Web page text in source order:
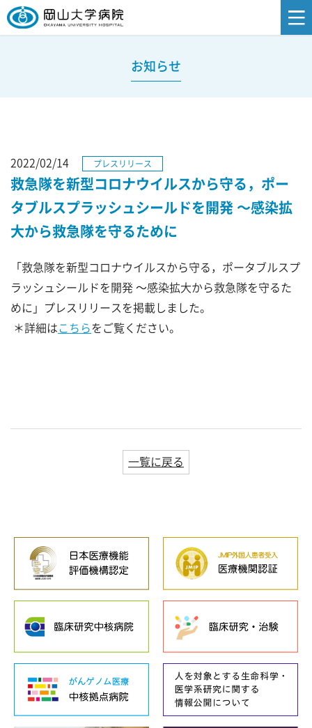
お知らせ
2022/02/14 プレスリリース
救急隊を新型コロナウイルスから守る，ポー
タブルスプラッシュシールドを開発 ～感染拡
大から救急隊を守るために
「救急隊を新型コロナウイルスから守る，ポータブルスプ
ラッシュシールドを開発 ～感染拡大から救急隊を守るた
めに」プレスリリースを掲載しました。
＊詳細はこちらをご覧ください。
一覧に戻る